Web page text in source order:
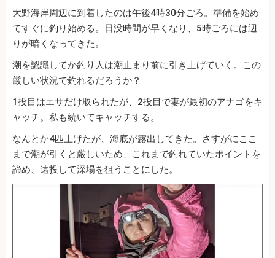
大野海岸周辺に到着したのは午後4時30分ごろ。準備を始め
てすぐに釣り始める。日没時間が早くなり、5時ごろには辺
りが暗くなってきた。
潮を認識してか釣り人は潮止まり前に引き上げていく。この
厳しい状況で釣れるだろうか？
1投目はエサだけ取られたが、2投目で妻が最初のアナゴをキ
ャッチ。私も続いてキャッチする。
なんとか4匹上げたが、海底が露出してきた。さすがにここ
まで潮が引くと厳しいため、これまで釣れていたポイントを
諦め、遠投して深場を狙うことにした。